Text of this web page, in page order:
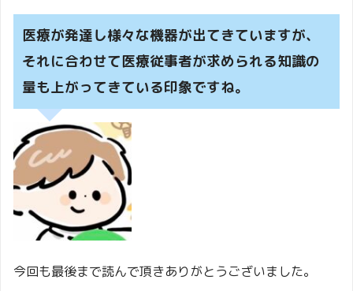
医療が発達し様々な機器が出てきていますが、
それに合わせて医療従事者が求められる知識の
量も上がってきている印象ですね。
今回も最後まで読んで頂きありがとうございました。